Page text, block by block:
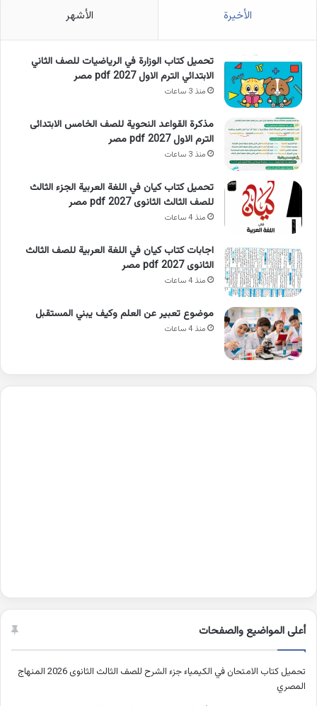
الأخيرة الأشهر
تحميل كتاب الوزارة في الرياضيات للصف الثاني
الابتدائي الترم الاول 2027 pdf مصر
منذ 3 ساعات
مذكرة القواعد النحوية للصف الخامس الابتدائى
الترم الاول 2027 pdf مصر
منذ 3 ساعات
تحميل كتاب كيان في اللغة العربية الجزء الثالث
للصف الثالث الثانوى 2027 pdf مصر
منذ 4 ساعات
اجابات كتاب كيان في اللغة العربية للصف الثالث
الثانوى 2027 pdf مصر
منذ 4 ساعات
موضوع تعبير عن العلم وكيف يبني المستقبل
منذ 4 ساعات
أعلى المواضيع والصفحات
تحميل كتاب الامتحان في الكيمياء جزء الشرح للصف الثالث الثانوى 2026 المنهاج
المصري